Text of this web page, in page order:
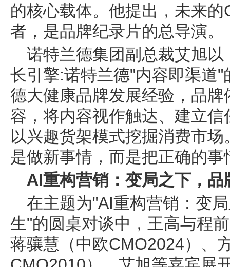
的核心载体。他提出，未来
者，是品牌纪录片的总导演。
诺特兰德集团副总裁艾旭
长引擎:诺特兰德"内容即渠道
德大健康品牌发展经验，品
容，将内容视作触达、建立
以兴趣货架模式挖掘消费市
是做新事情，而是把正确的事
Al重构营销：变局之下，品
在主题为"AI重构营销：变
生"的圆桌对谈中，王高与程
蒋骧慧（中欧CMO2024）、